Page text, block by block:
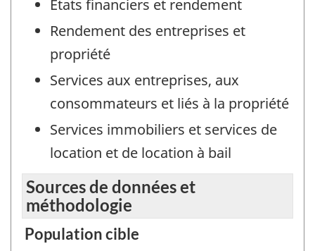
États financiers et rendement
Rendement des entreprises et
propriété
Services aux entreprises, aux
consommateurs et liés à la propriété
Services immobiliers et services de
location et de location à bail
Sources de données et
méthodologie
Population cible